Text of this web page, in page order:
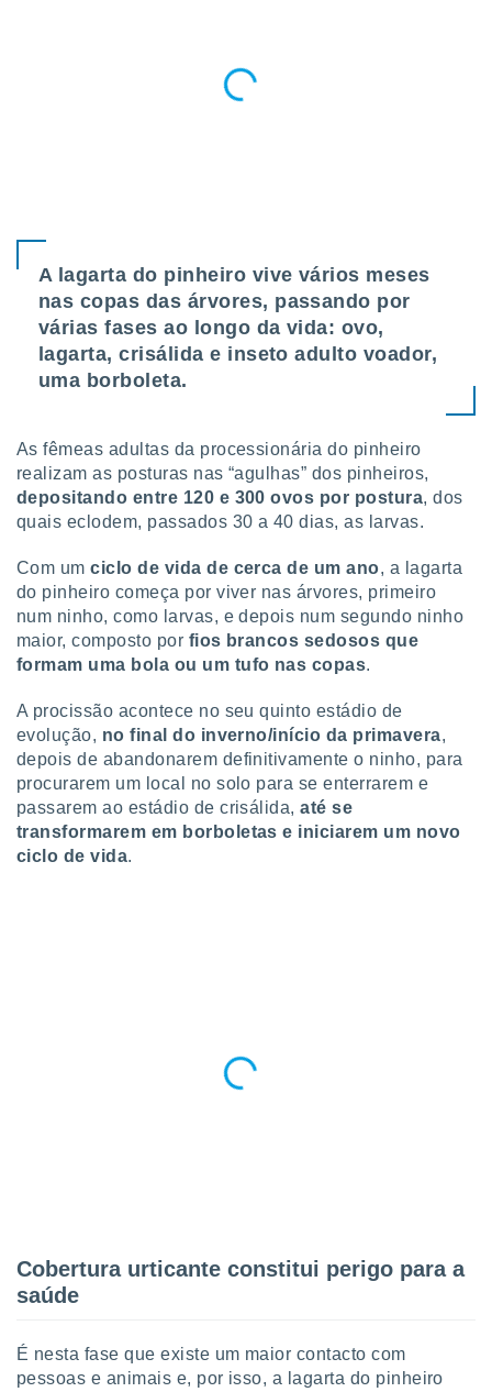
caso,
não
cookies
Pode
de
ao
através
únicos
em “
na
A lagarta do pinheiro vive vários meses
nas copas das árvores, passando por
várias fases ao longo da vida: ovo,
lagarta, crisálida e inseto adulto voador,
uma borboleta.
As fêmeas adultas da processionária do pinheiro
realizam as posturas nas “agulhas” dos pinheiros,
depositando entre 120 e 300 ovos por postura, dos
quais eclodem, passados 30 a 40 dias, as larvas.
Com umciclo de vida de cerca de um ano, a lagarta
do pinheiro começa por viver nas árvores, primeiro
num ninho, como larvas, e depois num segundo ninho
maior, composto por fios brancos sedosos que
formam uma bola ou um tufo nas copas.
A procissão acontece no seu quinto estádio de
evolução, no final do inverno/início da primavera,
depois de abandonarem definitivamente o ninho, para
procurarem um local no solo para se enterrarem e
passarem ao estádio de crisálida,até se
transformarem em borboletas e iniciarem um novo
ciclo de vida.
Cobertura urticante constitui perigo para a
saúde
É nesta fase que existe um maior contacto com
pessoas e animais e, por isso, a lagarta do pinheiro